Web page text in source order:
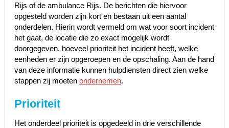
Rijs of de ambulance Rijs. De berichten die hiervoor
opgesteld worden zijn kort en bestaan uit een aantal
onderdelen. Hierin wordt vermeld om wat voor soort incident
het gaat, de locatie die zo exact mogelijk wordt
doorgegeven, hoeveel prioriteit het incident heeft, welke
eenheden er zijn opgeroepen en de opschaling. Aan de hand
van deze informatie kunnen hulpdiensten direct zien welke
stappen zij moeten ondernemen.
Prioriteit
Het onderdeel prioriteit is opgedeeld in drie verschillende